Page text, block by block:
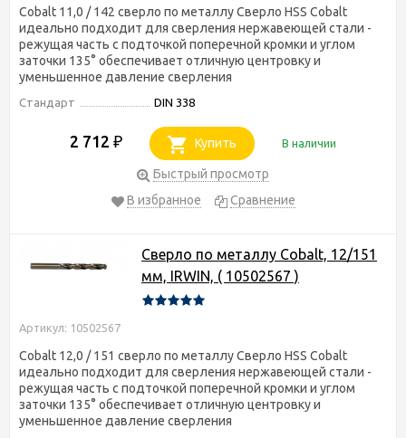
Cobalt 11,0 / 142 сверло по металлу Сверло HSS Cobalt
идеально подходит для сверления нержавеющей стали -
режущая часть с подточкой поперечной кромки и углом
заточки 135° обеспечивает отличную центровку и
уменьшенное давление сверления
Стандарт DIN 338
2 712 ₽ Купить В наличии
Быстрый просмотр
В избранное
Сравнение
Сверло по металлу Cobalt, 12/151
мм, IRWIN, ( 10502567 )
Артикул: 10502567
Cobalt 12,0 / 151 сверло по металлу Сверло HSS Cobalt
идеально подходит для сверления нержавеющей стали -
режущая часть с подточкой поперечной кромки и углом
заточки 135° обеспечивает отличную центровку и
уменьшенное давление сверления